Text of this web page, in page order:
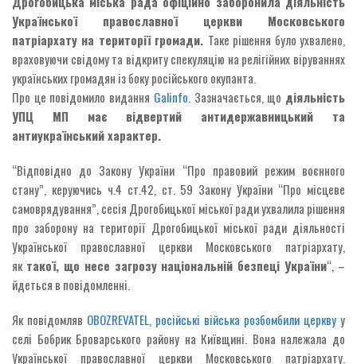
Української православної церкви Московського
патріархату на території громади. Таке рішення було ухвалено,
враховуючи свідому та відкриту спекуляцію на релігійних віруваннях
українських громадян із боку російського окупанта.
Про це повідомило видання Galinfo. Зазначається, що діяльність
УПЦ МП має відвертий антидержавницький та
антиукраїнський характер.
“Відповідно до Закону України “Про правовий режим воєнного
стану”, керуючись ч.4 ст.42, ст. 59 Закону України “Про місцеве
самоврядування”, сесія Дрогобицької міської ради ухвалила рішення
про заборону на території Дрогобицької міської ради діяльності
Української православної церкви Московського патріархату,
як такої, що несе загрозу національній безпеці України“, –
йдеться в повідомленні.
Як повідомляв OBOZREVATEL, російські війська розбомбили церкву у
селі Бобрик Броварського району на Київщині. Вона належала до
Української православної церкви Московського патріархату.